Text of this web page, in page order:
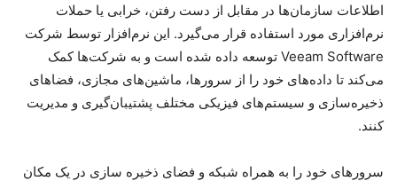
اطلاعات سازمان‌ها در مقابل از دست رفتن، خرابی یا حملات
نرم‌افزاری مورد استفاده قرار می‌گیرد. این نرم‌افزار توسط شرکت
Veeam Software توسعه داده شده است و به شرکت‌ها کمک
می‌کند تا داده‌های خود را از سرورها، ماشین‌های مجازی، فضاهای
ذخیره‌سازی و سیستم‌های فیزیکی مختلف پشتیبان‌گیری و مدیریت
کنند.
سرورهای خود را به همراه شبکه و فضای ذخیره سازی در یک مکان